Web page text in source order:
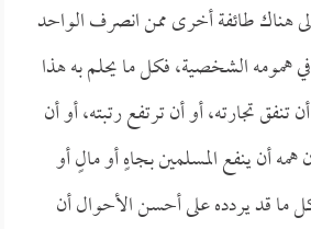
هناك طائفة أخرى ممن انصرف الواحد
همومه الشخصية، فكل ما يحلم به هذا
تنفق تجارته، أو أن ترتفع رتبته، أو أن
همه أن ينفع المسلمين بجاهٍ أو مالٍ أو
ما قد يردده على أحسن الأحوال أن